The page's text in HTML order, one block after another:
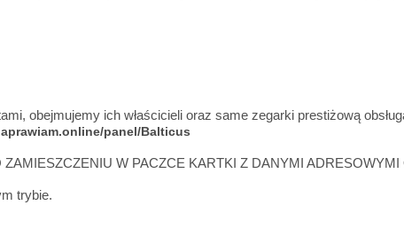
obejmujemy ich właścicieli oraz same zegarki prestiżową
panel/Balticus
W PACZCE KARTKI Z DANYMI ADRESOWYMI
trybie.